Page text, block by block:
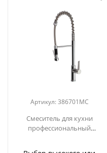
Артикул: 386701MC
Смеситель для кухни
профессиональный